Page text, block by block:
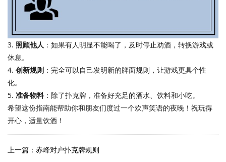
3. 照顾他人 ：如果有人明显不能喝了，及时停止劝酒，转换游戏或
休息。
4. 创新规则 ：完全可以自己发明新的牌面规则，让游戏更具个性
化。
5. 准备物料：除了扑克牌，准备好充足的酒水、饮料和小吃。
希望这份指南能帮助你和朋友们度过一个欢声笑语的夜晚！祝玩得
开心，适量饮酒！
上一篇：赤峰对户扑克牌规则